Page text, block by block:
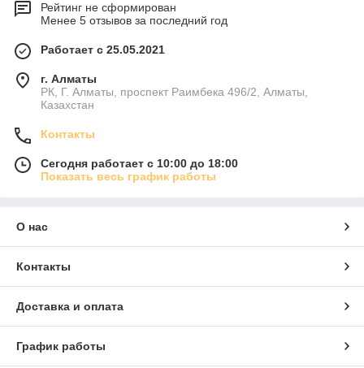
Рейтинг не сформирован
Менее 5 отзывов за последний год
Работает с 25.05.2021
г. Алматы
РК, Г. Алматы, проспект Раимбека 496/2, Алматы,
Казахстан
Контакты
Сегодня работает с 10:00 до 18:00
Показать весь график работы
О нас
Контакты
Доставка и оплата
График работы